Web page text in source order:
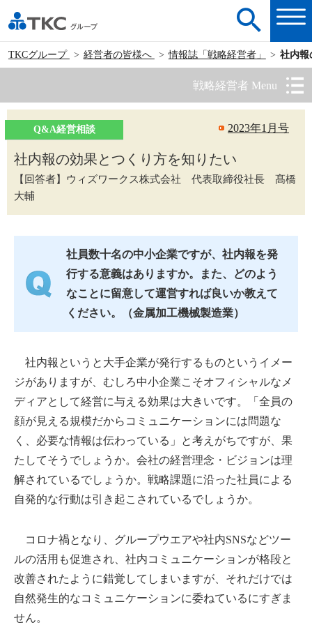
TKCグループ 経営者の皆様へ 情報誌「戦略経営者」 社内報
戦略経営者 Menu
2023年1月号
Q&A経営相談
社内報の効果とつくり方を知りたい
【回答者】ウィズワークス株式会社 代表取締役社長 髙橋
大輔
社員数十名の中小企業ですが、社内報を発
行する意義はありますか。また、どのよう
なことに留意して運営すれば良いか教えて
ください。（金属加工機械製造業）
社内報というと大手企業が発行するものというイメー
ジがありますが、むしろ中小企業こそオフィシャルなメ
ディアとして経営に与える効果は大きいです。「全員の
顔が見える規模だからコミュニケーションには問題な
く、必要な情報は伝わっている」と考えがちですが、果
たしてそうでしょうか。会社の経営理念・ビジョンは理
解されているでしょうか。戦略課題に沿った社員による
自発的な行動は引き起こされているでしょうか。
コロナ禍となり、グループウエアや社内SNSなどツー
ルの活用も促進され、社内コミュニケーションが格段と
改善されたように錯覚してしまいますが、それだけでは
自然発生的なコミュニケーションに委ねているにすぎま
せん。